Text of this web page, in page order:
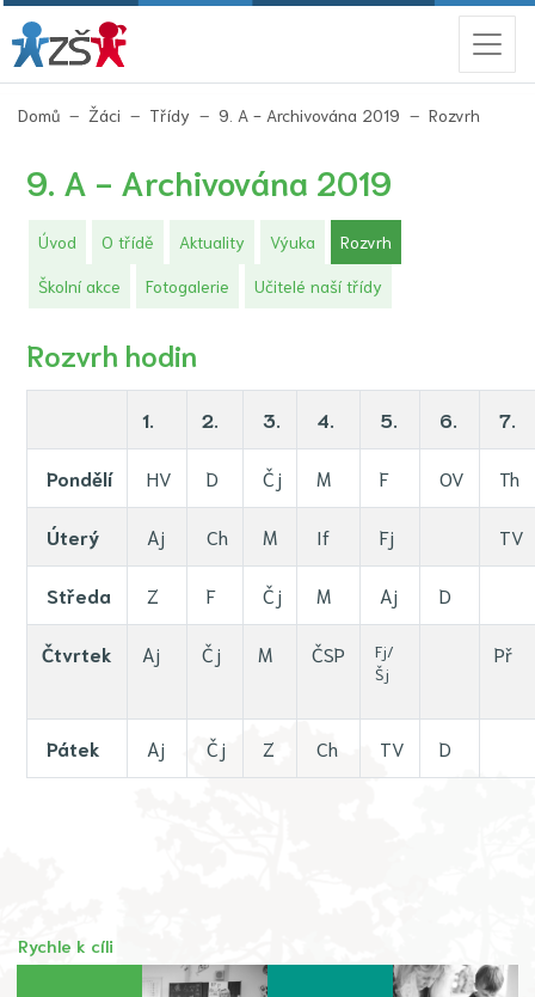
Domů Žáci Třídy 9. A - Archivována 2019 Rozvrh
9. A - Archivována 2019
Úvod O třídě Aktuality Výuka Rozvrh(aktuální)
Školní akce Fotogalerie Učitelé naší třídy
Rozvrh hodin
1. 2. 3. 4. 5. 6. 7.
Pondělí HV D Čj M F OV Th
Úterý Aj Ch M If Fj TV
Středa Z F Čj M Aj D
Čtvrtek Aj Čj M ČSP
Fj/
Šj
Př
Pátek Aj Čj Z Ch TV D
Rychle k cíli